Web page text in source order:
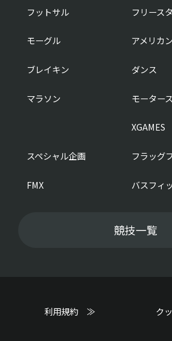
フットサル フリース
モーグル アメリカ
ブレイキン ダンス
マラソン モーター
XGAMES
スペシャル企画 フラッグ
FMX バスフィ
競技一覧
利用規約 ≫ ク